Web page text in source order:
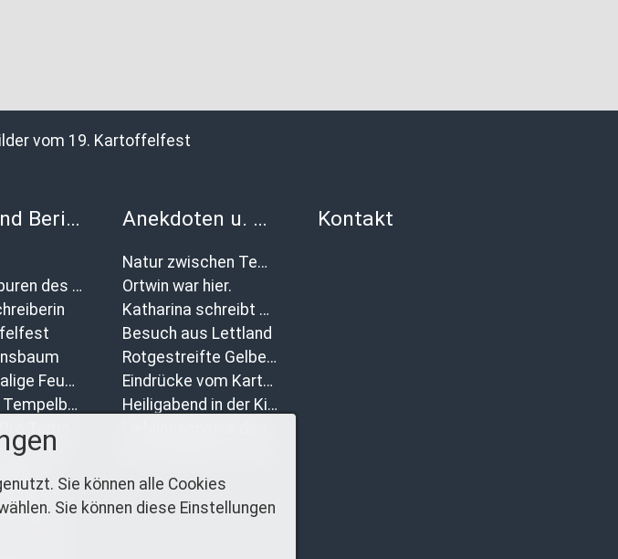
vom 19. Kartoffelfest
Bilder und Berichte
Auf den Spuren des Wulffenschen Geschlechts
Das ehemalige Feuerwehr wurde verschönert.
130 Jahre Tempelberger Feuerwehr
2024
Die Geschichte der Kartoffelfeste
Anekdoten u. Begebenheiten
Natur zwischen Tempelberg und Buchholz
Ortwin war hier.
Katharina schreibt über das 19. Kartoffelfest
Besuch aus Lettland
Rotgestreifte Gelbe Schafsnasen in Tempelberg
Eindrücke vom Kartoffelfest 2012
Heiligabend in der Kirche
Kontakt
Sie können alle Cookies
Sie können diese Einstellungen